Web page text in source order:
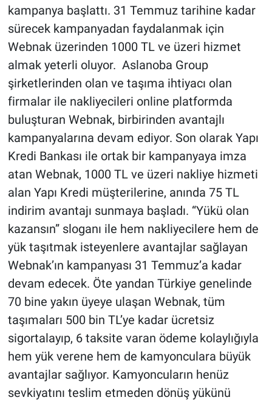
kampanya başlattı. 31 Temmuz tarihine kadar
sürecek kampanyadan faydalanmak için
Webnak üzerinden 1000 TL ve üzeri hizmet
almak yeterli oluyor. Aslanoba Group
şirketlerinden olan ve taşıma ihtiyacı olan
firmalar ile nakliyecileri online platformda
buluşturan Webnak, birbirinden avantajlı
kampanyalarına devam ediyor. Son olarak Yapı
Kredi Bankası ile ortak bir kampanyaya imza
atan Webnak, 1000 TL ve üzeri nakliye hizmeti
alan Yapı Kredi müşterilerine, anında 75 TL
indirim avantajı sunmaya başladı. “Yükü olan
kazansın” sloganı ile hem nakliyecilere hem de
yük taşıtmak isteyenlere avantajlar sağlayan
Webnak’ın kampanyası 31 Temmuz’a kadar
devam edecek. Öte yandan Türkiye genelinde
70 bine yakın üyeye ulaşan Webnak, tüm
taşımaları 500 bin TL’ye kadar ücretsiz
sigortalayıp, 6 taksite varan ödeme kolaylığıyla
hem yük verene hem de kamyonculara büyük
avantajlar sağlıyor. Kamyoncuların henüz
sevkiyatını teslim etmeden dönüş yükünü